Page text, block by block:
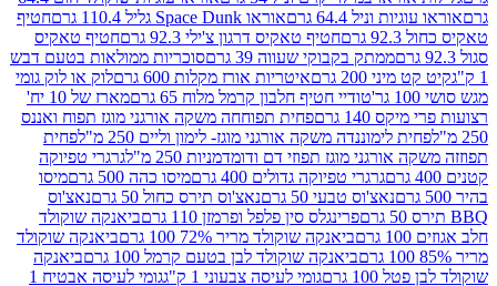
וניל 64.4 גרם
אוראו Space Dunk גליל 110.4 גרם
חטיף
חטיף טאקיס דרגון צ'ילי 92.3 גרם
חטיף טאקיס
ממתק בקבוקי שעווה 39 גרם
סוכריות ממולאות בטעם דבש
200 גרם
איטריות אורז מקלות 600 גרם
לוק או לוק גומי
טודיי חטיף חלבון קרמל מלוח 65 גרם
מארז של 10 יח'
140 גרם
פחית תפוחחה משקה אורגני מוגז תפוח ואננס
לימוננדה משקה אורגני מוגז- לימון וליים 250 מ"ל
פחית
מוגז תפוזי דם ודומדמניות 250 מ"ל
גרגרי טפיוקה
גרגרי טפיוקה גדולים 400 גרם
מיסו כהה 500 גרם
מיסו
נאצ'וס טבעי 50 גרם
נאצ'וס תירס כחול 50 גרם
נאצ'וס
פרינגלס סין פלפל ופרמזן 110 גרם
ביאנקה שוקולד
ביאנקה שוקולד מריר 72% 100 גרם
ביאנקה שוקולד
ביאנקה שוקולד לבן בטעם קרמל 100 גרם
ביאנקה
גרם
גומי לעיסה צבעוני 1 ק"ג גומי לעיסה אבטיח 1